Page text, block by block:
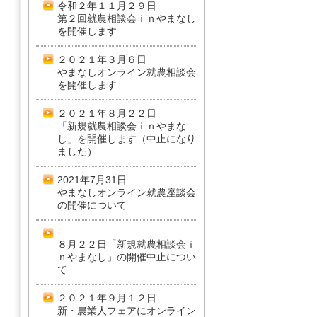
令和２年１１月２９日
第２回就農相談会ｉｎやまなし
を開催します
２０２１年３月６日
やまなしオンライン就農相談会
を開催します
２０２１年８月２２日
「新規就農相談会ｉｎやまな
し」を開催します（中止になり
ました）
2021年7月31日
やまなしオンライン就農座談会
の開催について
８月２２日「新規就農相談会ｉ
ｎやまなし」の開催中止につい
て
２０２１年９月１２日
新・農業人フェアにオンライン